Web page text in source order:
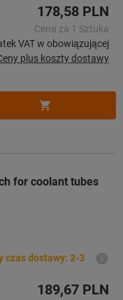
178,58 PLN
Cena za 1 Sztuka
VAT w obowiązującej
plus koszty dostawy
for coolant tubes
czas dostawy: 2-3
189,67 PLN